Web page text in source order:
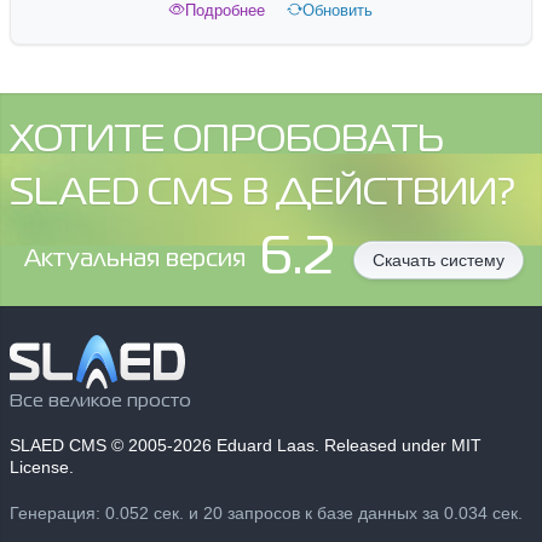
Подробнее Обновить
ХОТИТЕ ОПРОБОВАТЬ
SLAED CMS В ДЕЙСТВИИ?
Aктуальная версия 6.2 Скачать систему
Все великое просто
SLAED CMS © 2005-2026 Eduard Laas. Released under MIT
License.
Генерация: 0.052 сек. и 20 запросов к базе данных за 0.034 сек.